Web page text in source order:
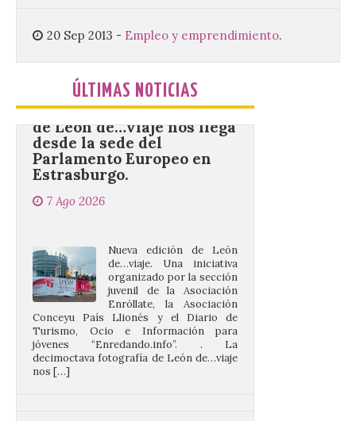
20 Sep 2013 - Empleo y emprendimiento.
ÚLTIMAS NOTICIAS
de León de…viaje nos llega
desde la sede del
Estrasburgo.
7 Ago 2026
juvenil de la Asociación
Enróllate, la Asociación
Conceyu País Llionés y el Diario de
Turismo, Ocio e Información para
jóvenes “Enredando.info”. . La
decimoctava fotografía de León de…viaje
nos […]